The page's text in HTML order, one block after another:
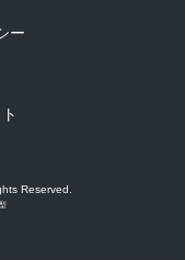
ー
Reserved.